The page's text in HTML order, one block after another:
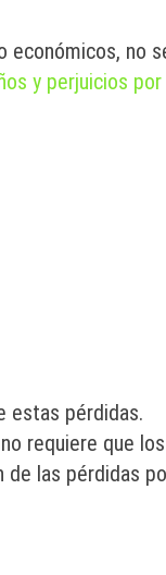
económicos, no
y perjuicios por
estas pérdidas.
requiere que los
de las pérdidas